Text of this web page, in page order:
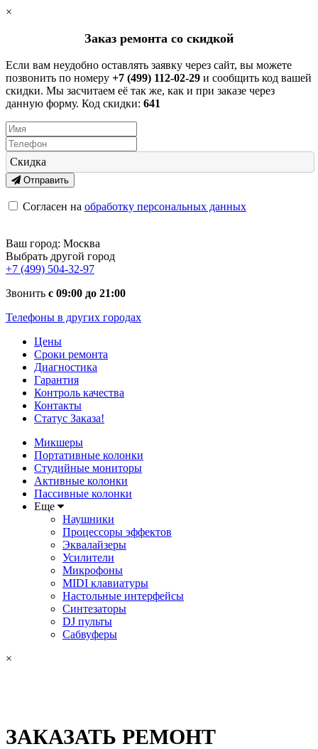
×
Заказ ремонта со скидкой
Если вам неудобно оставлять заявку через сайт, вы можете
позвонить по номеру +7 (499) 112-02-29 и сообщить код вашей
скидки. Мы засчитаем её так же, как и при заказе через
данную форму. Код скидки: 641
Скидка
Отправить
Согласен на обработку персональных данных
Ваш город: Москва
Выбрать другой город
+7 (499) 504-32-97
Звонить с 09:00 до 21:00
Телефоны в других городах
Цены
Сроки ремонта
Диагностика
Гарантия
Контроль качества
Контакты
Статус Заказа!
Микшеры
Портативные колонки
Студийные мониторы
Активные колонки
Пассивные колонки
Еще
Наушники
Процессоры эффектов
Эквалайзеры
Усилители
Микрофоны
MIDI клавиатуры
Настольные интерфейсы
Синтезаторы
DJ пульты
Сабвуферы
×
ЗАКАЗАТЬ РЕМОНТ